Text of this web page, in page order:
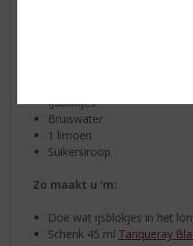
IJsblokjes
Bruiswater
1 limoen
Suikersiroop
Zo maakt u ‘m:
Doe wat ijsblokjes in het
Schenk 45 ml Tanqueray